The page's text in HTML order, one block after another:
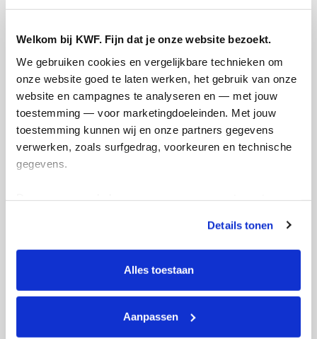
Welkom bij KWF. Fijn dat je onze website bezoekt.
We gebruiken cookies en vergelijkbare technieken om
onze website goed te laten werken, het gebruik van onze
website en campagnes te analyseren en — met jouw
toestemming — voor marketingdoeleinden. Met jouw
toestemming kunnen wij en onze partners gegevens
verwerken, zoals surfgedrag, voorkeuren en technische
gegevens.
tonen. Je kunt je toestemming op elk moment wijzigen of
intrekken via Cookie instellingen onderaan de pagina. De
lijst met cookies is te vinden in het tabblad “details”.
Details tonen
Alles toestaan
Aanpassen
Ik wil bijdragen aan de transactiekosten
en betaal €0.75 extra.
Doneer nu
I's badges